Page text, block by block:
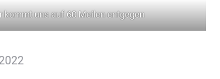
kommt uns auf 60 Meilen entgegen